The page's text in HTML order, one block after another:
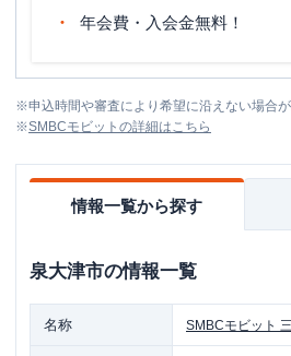
年会費・入会金無料！
※申込時間や審査により希望に沿えない場合が
※SMBCモビット の詳細はこちら
情報一覧から探す
泉大津市の情報一覧
名称 SMBCモビット